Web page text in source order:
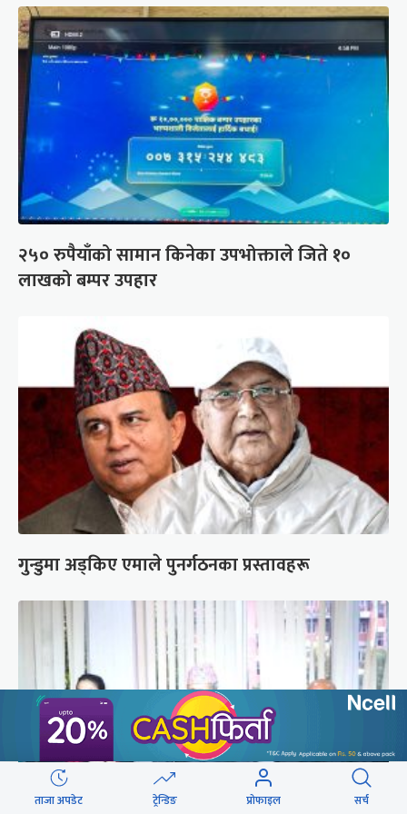
२५० रुपैयाँको सामान किनेका उपभोक्ताले जिते १०
लाखको बम्पर उपहार
गुन्डुमा अड्किए एमाले पुनर्गठनका प्रस्तावहरू
ताजा अपडेट ट्रेन्डिङ प्रोफाइल सर्च